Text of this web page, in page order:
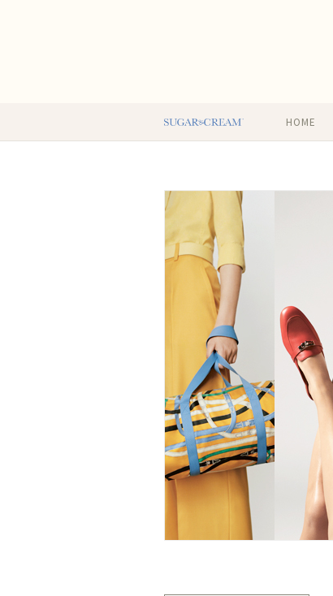
HOME